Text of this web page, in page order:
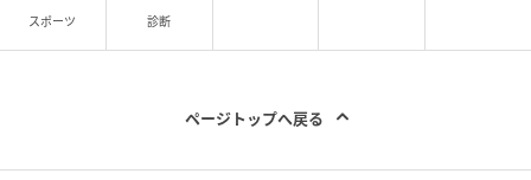
岩丸ケリー
もなる、優秀すぎるオススメUVに待望のグリーン！
スポーツ 診断
ページトップへ戻る